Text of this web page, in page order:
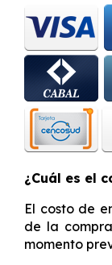
¿Cuál es el
El costo de
de la
momento